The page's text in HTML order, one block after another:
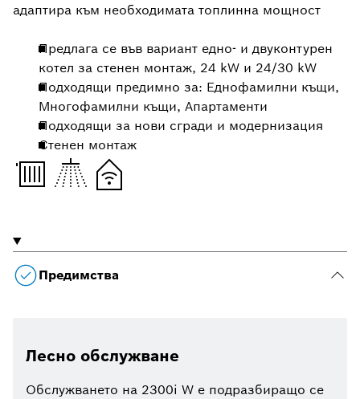
адаптира към необходимата топлинна мощност
Предлага се във вариант едно- и двуконтурен
котел за стенен монтаж, 24 kW и 24/30 kW
Подходящи предимно за: Еднофамилни къщи,
Многофамилни къщи, Апартаменти
Подходящи за нови сгради и модернизация
Стенен монтаж
Предимства
Лесно обслужване
Обслужването на 2300i W е подразбиращо се